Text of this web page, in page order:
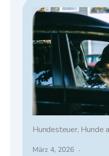
Hundesteuer, Hunde
März 4, 2026